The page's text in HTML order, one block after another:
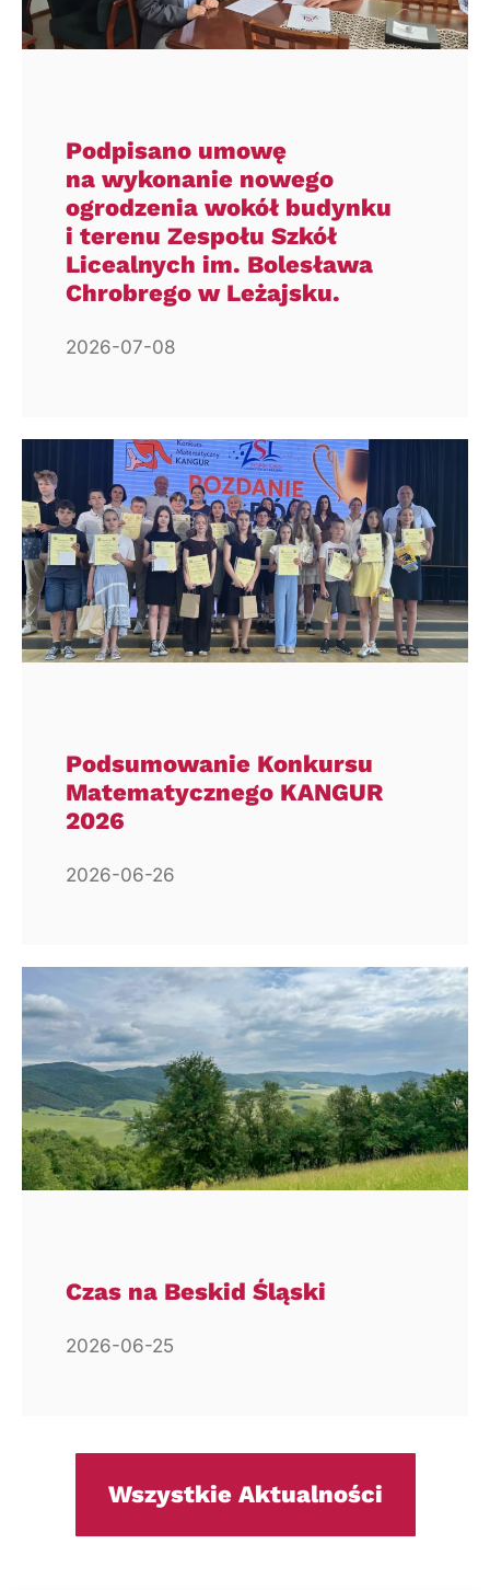
Podpisano umowę
na wykonanie nowego
ogrodzenia wokół budynku
i terenu Zespołu Szkół
Licealnych im. Bolesława
Chrobrego w Leżajsku.
2026-07-08
Podsumowanie Konkursu
Matematycznego KANGUR
2026
2026-06-26
Czas na Beskid Śląski
2026-06-25
Wszystkie Aktualności